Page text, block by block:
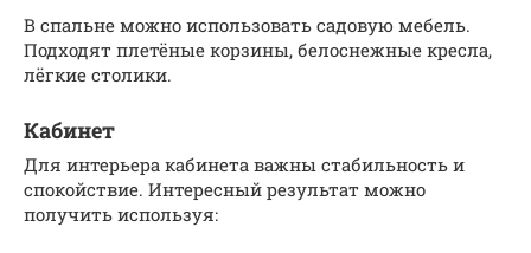
В спальне можно использовать садовую мебель.
Подходят плетёные корзины, белоснежные кресла,
лёгкие столики.
Кабинет
Для интерьера кабинета важны стабильность и
спокойствие. Интересный результат можно
получить используя: